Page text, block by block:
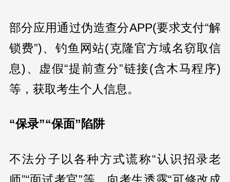
部分应用通过伪造查分APP(要求支付“解
锁费”)、钓鱼网站(克隆官方域名窃取信
息)、虚假“提前查分”链接(含木马程序)
等，获取考生个人信息。
“保录”“保面”陷阱
不法分子以各种方式谎称“认识招录老